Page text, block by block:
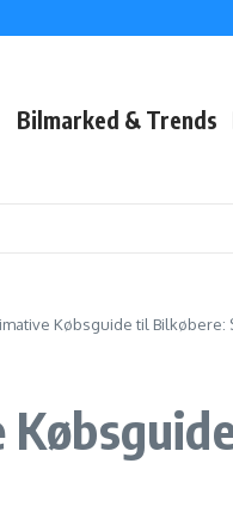
Find Din Drømmebil Med
Bilmarked & Trends
Købsguide til Bilkøbere: